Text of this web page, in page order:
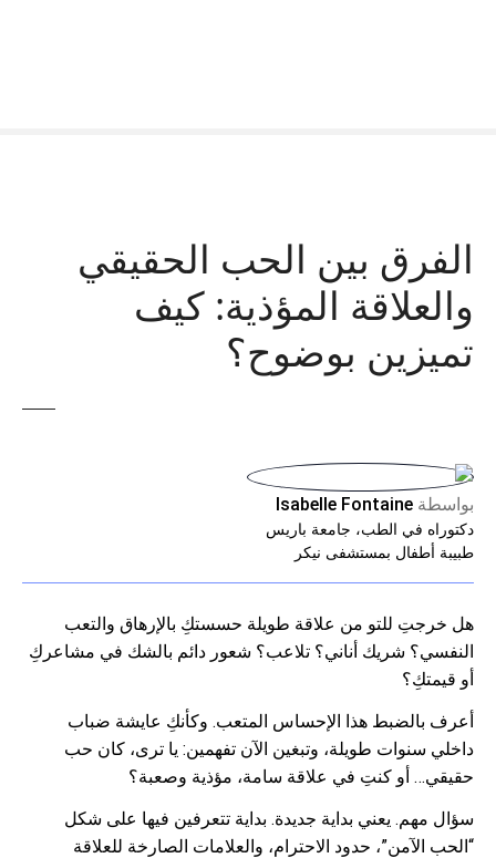
الفرق بين الحب الحقيقي
والعلاقة المؤذية: كيف
تميزين بوضوح؟
بواسطة Isabelle Fontaine
دكتوراه في الطب، جامعة باريس
طبيبة أطفال بمستشفى نيكر
هل خرجتِ للتو من علاقة طويلة حسستكِ بالإرهاق والتعب
النفسي؟ شريك أناني؟ تلاعب؟ شعور دائم بالشك في مشاعركِ
أو قيمتكِ؟
أعرف بالضبط هذا الإحساس المتعب. وكأنكِ عايشة ضباب
داخلي سنوات طويلة، وتبغين الآن تفهمين: يا ترى، كان حب
حقيقي… أو كنتِ في علاقة سامة، مؤذية وصعبة؟
سؤال مهم. يعني بداية جديدة. بداية تتعرفين فيها على شكل
“الحب الآمن”، حدود الاحترام، والعلامات الصارخة للعلاقة